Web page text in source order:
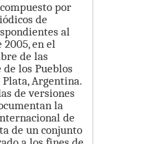
por
de
al
en el
de las
los Pueblos
Argentina.
de versiones
la
de
de un conjunto